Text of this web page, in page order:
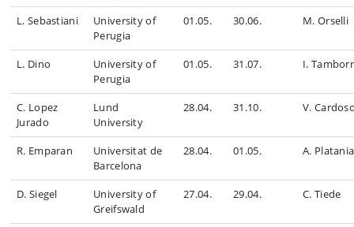
L. Sebastiani
University of
Perugia
01.05. 30.06. M. Orselli
L. Dino
University of
Perugia
01.05. 31.07. I.
C. Lopez
Jurado
Lund
University
28.04. 31.10. V.
R. Emparan
Universitat de
Barcelona
28.04. 01.05. A. Platania
D. Siegel
University of
Greifswald
27.04. 29.04. C. Tiede